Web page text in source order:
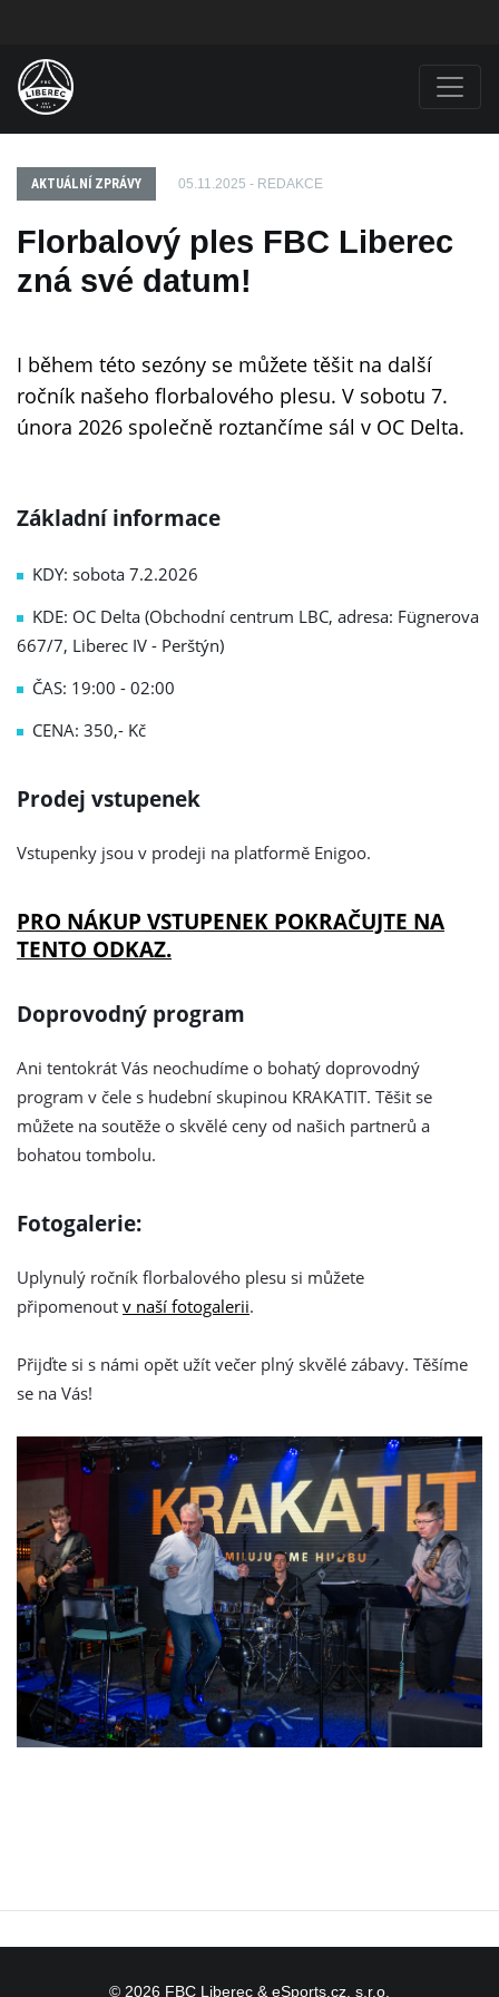
AKTUÁLNÍ ZPRÁVY 05.11.2025 - REDAKCE
Florbalový ples FBC Liberec
zná své datum!
I během této sezóny se můžete těšit na další
ročník našeho florbalového plesu. V sobotu 7.
února 2026 společně roztančíme sál v OC Delta.
Základní informace
KDY: sobota 7.2.2026
KDE: OC Delta (Obchodní centrum LBC, adresa: Fügnerova
667/7, Liberec IV - Perštýn)
ČAS: 19:00 - 02:00
CENA: 350,- Kč
Prodej vstupenek
Vstupenky jsou v prodeji na platformě Enigoo.
PRO NÁKUP VSTUPENEK POKRAČUJTE NA
TENTO ODKAZ.
Doprovodný program
Ani tentokrát Vás neochudíme o bohatý doprovodný
program v čele s hudební skupinou KRAKATIT. Těšit se
můžete na soutěže o skvělé ceny od našich partnerů a
bohatou tombolu.
Fotogalerie:
Uplynulý ročník florbalového plesu si můžete
připomenout v naší fotogalerii.
Přijďte si s námi opět užít večer plný skvělé zábavy. Těšíme
se na Vás!
© 2026 FBC Liberec & eSports.cz , s.r.o.